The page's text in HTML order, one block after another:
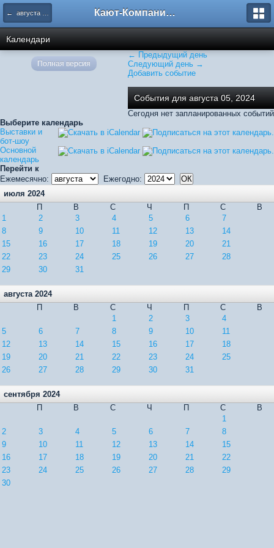
← августа 2024 Кают-Компания "Катера и Яхты"
Календари
← Предыдущий день
Следующий день →
Добавить событие
События для августа 05, 2024
Сегодня нет запланированных событий
Выберите календарь
Выставки и
бот-шоу
Основной
календарь
Перейти к
Ежемесячно:
Ежегодно:
июля 2024
П
В С Ч П С
В
1
2 3 4 5 6
7
8
9 10 11 12 13
14
15
16 17 18 19 20
21
22
23 24 25 26 27
28
29
30 31
августа 2024
П
В С Ч П С
В
1
2 3
4
5
6 7 8 9 10
11
12
13 14 15 16 17
18
19
20 21 22 23 24
25
26
27 28 29 30 31
сентября 2024
П
В С Ч П С
В
1
2
3 4 5 6 7
8
9
10 11 12 13 14
15
16
17 18 19 20 21
22
23
24 25 26 27 28
29
30
Полная версия